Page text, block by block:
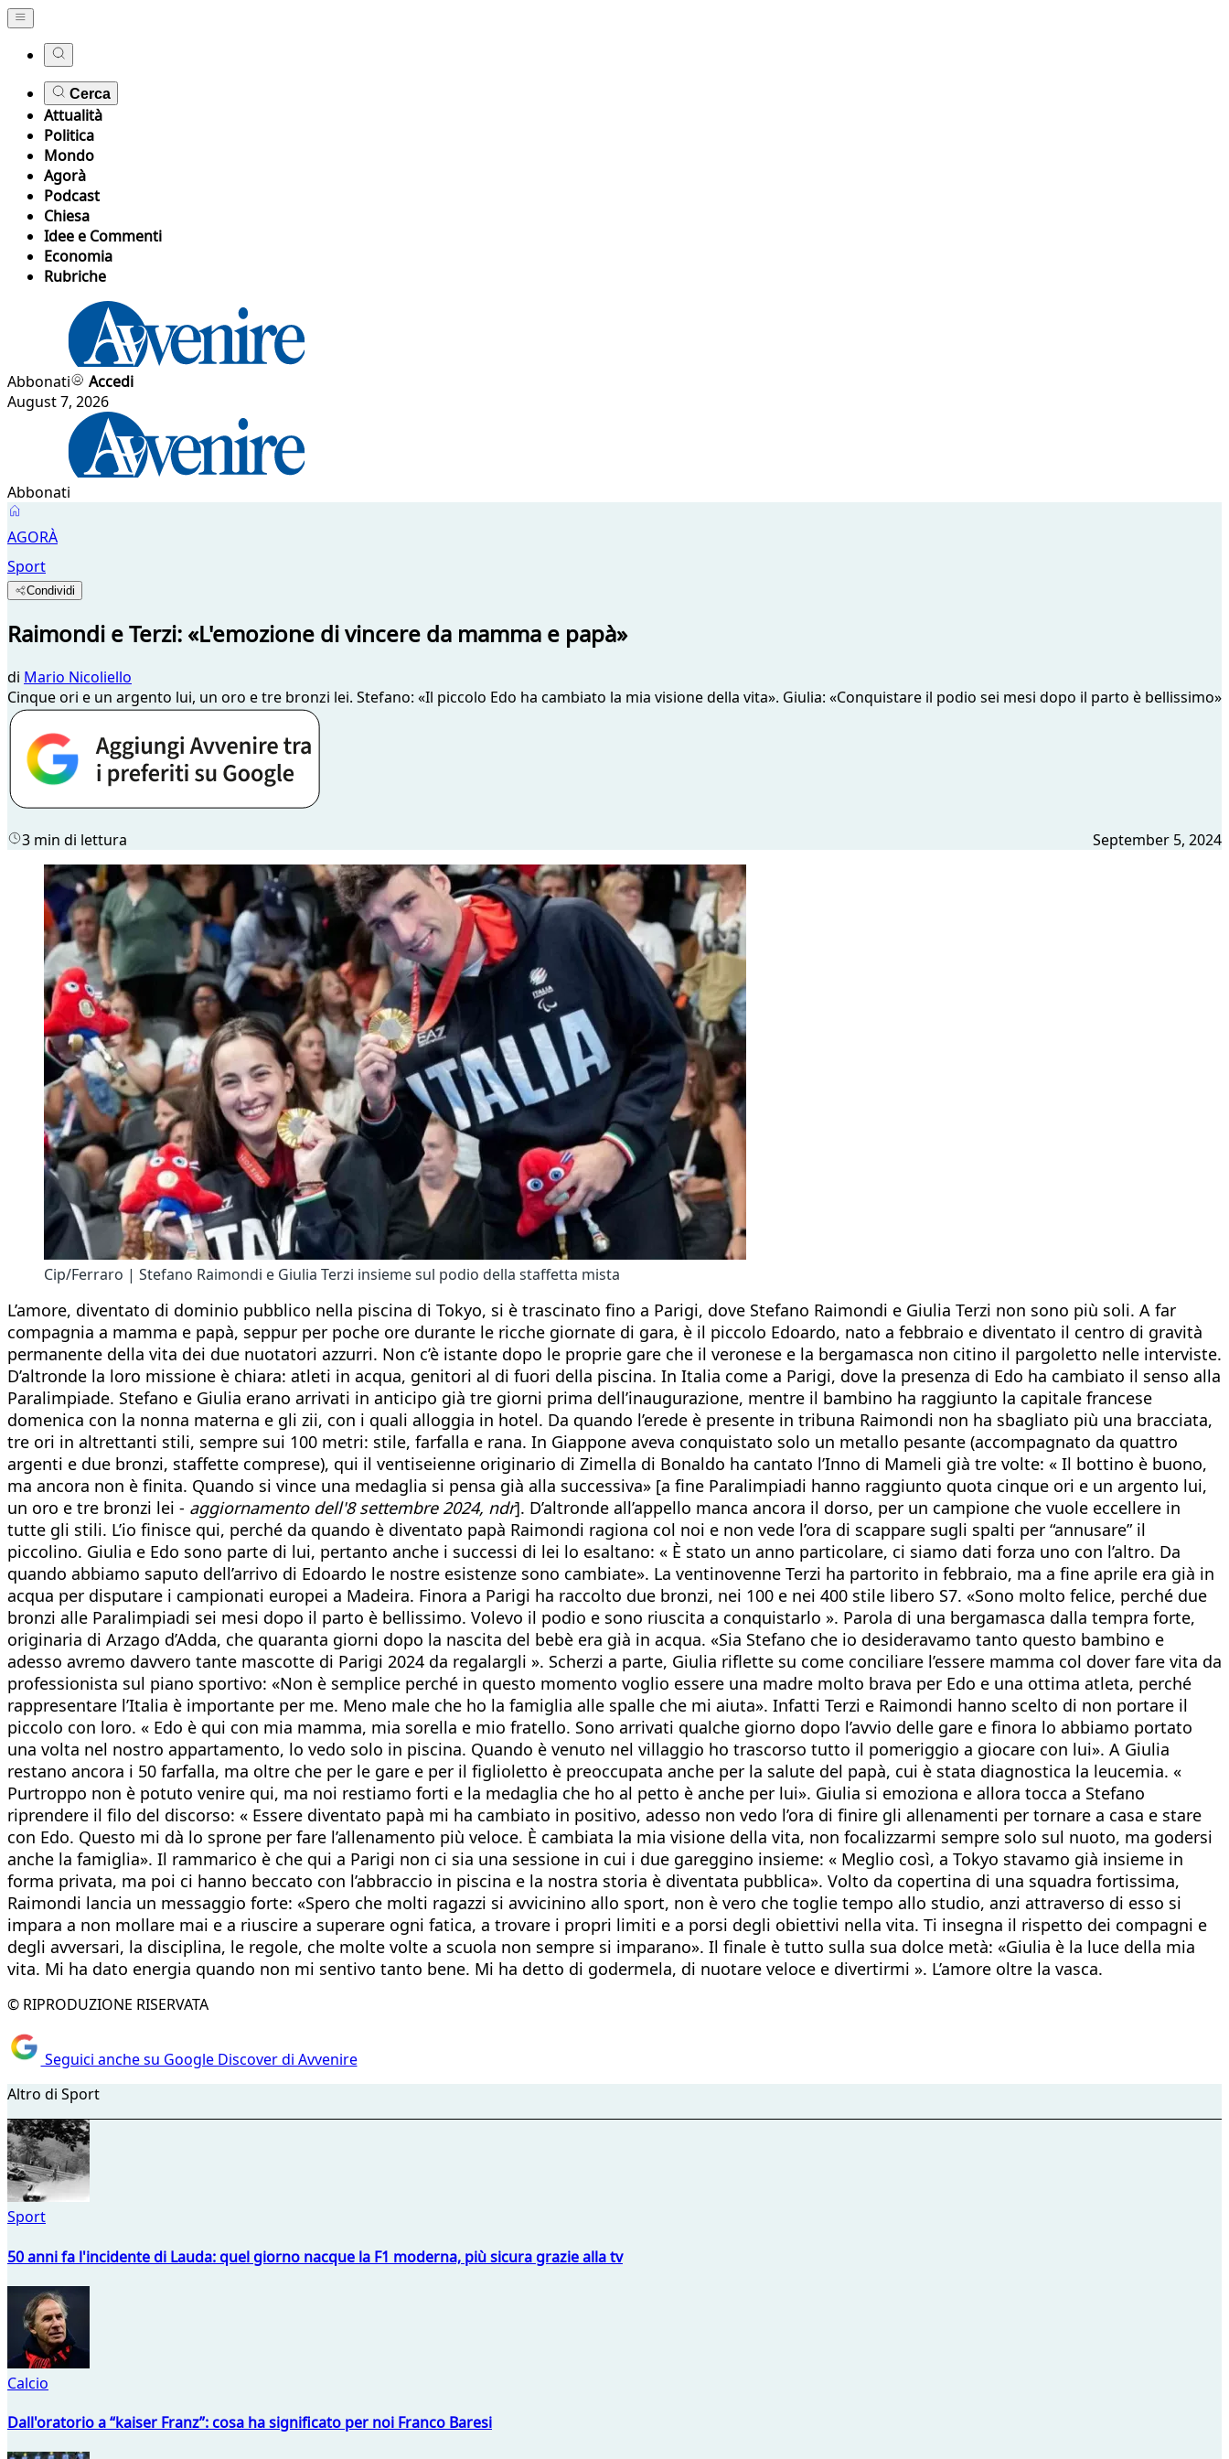
Cerca
Attualità
Politica
Mondo
Agorà
Podcast
Chiesa
Idee e Commenti
Economia
Rubriche
Abbonati
Accedi
August 7, 2026
Abbonati
AGORÀ
Sport
Condividi
Raimondi e Terzi: «L'emozione di vincere da mamma e papà»
di Mario Nicoliello
Cinque ori e un argento lui, un oro e tre bronzi lei. Stefano: «Il piccolo Edo ha cambiato la mia visione della vita». Giulia: «Conquistare il podio sei mesi dopo il parto è bellissimo»
3 min di lettura September 5, 2024
Cip/Ferraro | Stefano Raimondi e Giulia Terzi insieme sul podio della staffetta mista
L’amore, diventato di dominio pubblico nella piscina di Tokyo, si è trascinato fino a Parigi, dove Stefano Raimondi e Giulia Terzi non sono più soli. A far
compagnia a mamma e papà, seppur per poche ore durante le ricche giornate di gara, è il piccolo Edoardo, nato a febbraio e diventato il centro di gravità
permanente della vita dei due nuotatori azzurri. Non c’è istante dopo le proprie gare che il veronese e la bergamasca non citino il pargoletto nelle interviste.
D’altronde la loro missione è chiara: atleti in acqua, genitori al di fuori della piscina. In Italia come a Parigi, dove la presenza di Edo ha cambiato il senso alla
Paralimpiade. Stefano e Giulia erano arrivati in anticipo già tre giorni prima dell’inaugurazione, mentre il bambino ha raggiunto la capitale francese
domenica con la nonna materna e gli zii, con i quali alloggia in hotel. Da quando l’erede è presente in tribuna Raimondi non ha sbagliato più una bracciata,
tre ori in altrettanti stili, sempre sui 100 metri: stile, farfalla e rana. In Giappone aveva conquistato solo un metallo pesante (accompagnato da quattro
argenti e due bronzi, staffette comprese), qui il ventiseienne originario di Zimella di Bonaldo ha cantato l’Inno di Mameli già tre volte: « Il bottino è buono,
ma ancora non è finita. Quando si vince una medaglia si pensa già alla successiva» [a fine Paralimpiadi hanno raggiunto quota cinque ori e un argento lui,
un oro e tre bronzi lei - aggiornamento dell'8 settembre 2024, ndr]. D’altronde all’appello manca ancora il dorso, per un campione che vuole eccellere in
tutte gli stili. L’io finisce qui, perché da quando è diventato papà Raimondi ragiona col noi e non vede l’ora di scappare sugli spalti per “annusare” il
piccolino. Giulia e Edo sono parte di lui, pertanto anche i successi di lei lo esaltano: « È stato un anno particolare, ci siamo dati forza uno con l’altro. Da
quando abbiamo saputo dell’arrivo di Edoardo le nostre esistenze sono cambiate». La ventinovenne Terzi ha partorito in febbraio, ma a fine aprile era già in
acqua per disputare i campionati europei a Madeira. Finora a Parigi ha raccolto due bronzi, nei 100 e nei 400 stile libero S7. «Sono molto felice, perché due
bronzi alle Paralimpiadi sei mesi dopo il parto è bellissimo. Volevo il podio e sono riuscita a conquistarlo ». Parola di una bergamasca dalla tempra forte,
originaria di Arzago d’Adda, che quaranta giorni dopo la nascita del bebè era già in acqua. «Sia Stefano che io desideravamo tanto questo bambino e
adesso avremo davvero tante mascotte di Parigi 2024 da regalargli ». Scherzi a parte, Giulia riflette su come conciliare l’essere mamma col dover fare vita da
professionista sul piano sportivo: «Non è semplice perché in questo momento voglio essere una madre molto brava per Edo e una ottima atleta, perché
rappresentare l’Italia è importante per me. Meno male che ho la famiglia alle spalle che mi aiuta». Infatti Terzi e Raimondi hanno scelto di non portare il
piccolo con loro. « Edo è qui con mia mamma, mia sorella e mio fratello. Sono arrivati qualche giorno dopo l’avvio delle gare e finora lo abbiamo portato
una volta nel nostro appartamento, lo vedo solo in piscina. Quando è venuto nel villaggio ho trascorso tutto il pomeriggio a giocare con lui». A Giulia
restano ancora i 50 farfalla, ma oltre che per le gare e per il figlioletto è preoccupata anche per la salute del papà, cui è stata diagnostica la leucemia. «
Purtroppo non è potuto venire qui, ma noi restiamo forti e la medaglia che ho al petto è anche per lui». Giulia si emoziona e allora tocca a Stefano
riprendere il filo del discorso: « Essere diventato papà mi ha cambiato in positivo, adesso non vedo l’ora di finire gli allenamenti per tornare a casa e stare
con Edo. Questo mi dà lo sprone per fare l’allenamento più veloce. È cambiata la mia visione della vita, non focalizzarmi sempre solo sul nuoto, ma godersi
anche la famiglia». Il rammarico è che qui a Parigi non ci sia una sessione in cui i due gareggino insieme: « Meglio così, a Tokyo stavamo già insieme in
forma privata, ma poi ci hanno beccato con l’abbraccio in piscina e la nostra storia è diventata pubblica». Volto da copertina di una squadra fortissima,
Raimondi lancia un messaggio forte: «Spero che molti ragazzi si avvicinino allo sport, non è vero che toglie tempo allo studio, anzi attraverso di esso si
impara a non mollare mai e a riuscire a superare ogni fatica, a trovare i propri limiti e a porsi degli obiettivi nella vita. Ti insegna il rispetto dei compagni e
degli avversari, la disciplina, le regole, che molte volte a scuola non sempre si imparano». Il finale è tutto sulla sua dolce metà: «Giulia è la luce della mia
vita. Mi ha dato energia quando non mi sentivo tanto bene. Mi ha detto di godermela, di nuotare veloce e divertirmi ». L’amore oltre la vasca.
© RIPRODUZIONE RISERVATA
Seguici anche su Google Discover di Avvenire
Altro di Sport
Sport
50 anni fa l'incidente di Lauda: quel giorno nacque la F1 moderna, più sicura grazie alla tv
Calcio
Dall'oratorio a “kaiser Franz”: cosa ha significato per noi Franco Baresi